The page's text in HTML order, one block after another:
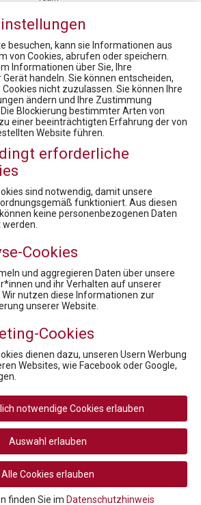
für Privatpersonen
Fachexpert:innen
News
- Insider Know-how & Best Practice Modul 3
Zukunftsmarkt OTC
Must-Have Modul 3
in der Pharmaindustrie:
AGB Privatperson
Datenschutz
Impressum
besuchen, kann sie Informationen aus
von Cookies, abrufen oder speichern.
Informationen über Sie, Ihre
Gerät handeln. Sie können entscheiden,
nicht zuzulassen. Sie können Ihre
ändern und Ihre Zustimmung
Blockierung bestimmter Arten von
einer beeinträchtigten Erfahrung der von
Website führen.
erforderliche
sind notwendig, damit unsere
funktioniert. Aus diesen
keine personenbezogenen Daten
Cookies
und aggregieren Daten über unsere
und ihr Verhalten auf unserer
Wir nutzen diese Informationen zur
unserer Website.
Cookies
dienen dazu, unseren Usern Werbung
Websites, wie Facebook oder Google,
notwendige Cookies erlauben
Auswahl erlauben
Alle Cookies erlauben
finden Sie im Datenschutzhinweis